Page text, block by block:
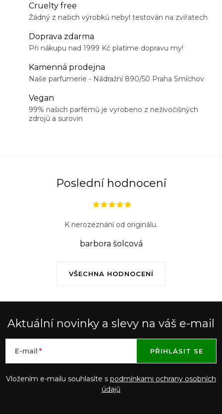
Cruelty free
Žádný z našich výrobků nebyl testován na zvířatech
Doprava zdarma
Při nákupu nad 1999 Kč platíme dopravu my!
Kamenná prodejna
Naše parfumerie - Nádražní 890/50 Praha Smíchov
Vegan
99% našich parfémů je vyrobeno z neživočišných
zdrojů a surovin
Poslední hodnocení
VŠECHNA HODNOCENÍ
K nerozeznání od originálu.
barbora šolcová
Aktuální novinky a slevy na váš e-mail
E-mail
Vložením e-mailu souhlasíte s podmínkami ochrany osobních
údajů
PŘIHLÁSIT SE